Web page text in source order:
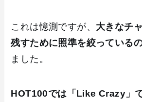
これは憶測ですが、 大きなチ
残すために照準を絞っている
ました。
HOT100では「Like Crazy」